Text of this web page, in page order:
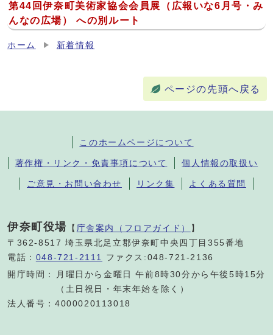
第44回伊奈町美術家協会会員展（広報いな6月号・み
んなの広場） への別ルート
ホーム 新着情報
ページの先頭へ戻る
このホームページについて
著作権・リンク・免責事項について 個人情報の取扱い
ご意見・お問い合わせ リンク集 よくある質問
伊奈町役場 【 庁舎案内（フロアガイド） 】
〒362-8517 埼玉県北足立郡伊奈町中央四丁目355番地
電話： 048-721-2111
ファクス:048-721-2136
開庁時間：
月曜日から金曜日 午前8時30分から午後5時15分
（土日祝日・年末年始を除く）
法人番号：4000020113018